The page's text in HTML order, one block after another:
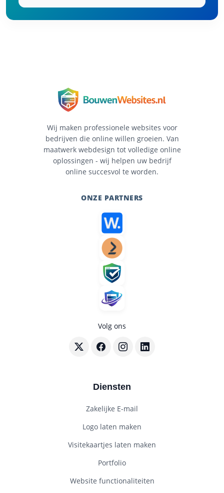
Wij maken professionele websites voor
bedrijven die online willen groeien. Van
maatwerk webdesign tot volledige online
oplossingen - wij helpen uw bedrijf
online succesvol te worden.
ONZE PARTNERS
Volg ons
Volg BouwenWebsites.nl op X
Volg BouwenWebsites.nl op
Volg BouwenWebsites.nl op
Volg
Diensten
Zakelijke E-mail
Logo laten maken
Visitekaartjes laten maken
Portfolio
Website functionaliteiten